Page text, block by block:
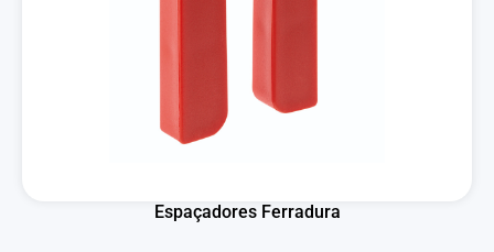
Espaçadores Ferradura